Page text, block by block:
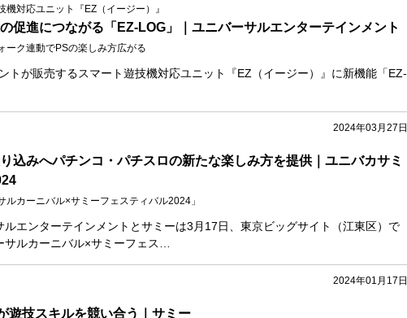
機対応ユニット『EZ（イージー）』
促進につながる「EZ‐LOG」｜ユニバーサルエンターテインメント
ーク連動でPSの楽しみ方広がる
トが販売するスマート遊技機対応ユニット『EZ（イージー）』に新機能「EZ‐
2024年03月27日
込みへパチンコ・パチスロの新たな楽しみ方を提供｜ユニバカサミ
ルカーニバル×サミーフェスティバル2024」
ルエンターテインメントとサミーは3月17日、東京ビッグサイト（江東区）で
サルカーニバル×サミーフェス…
2024年01月17日
遊技スキルを競い合う｜サミー